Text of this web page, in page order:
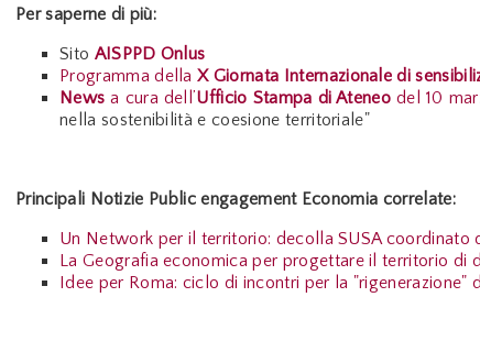
Per saperne di più:
Sito AISPPD Onlus
Programma dellaX Giornata Internazionale di
Newsa cura dell’Ufficio Stampa di Ateneodel 10
nella sostenibilità e coesione territoriale"
Principali Notizie Public engagement Economia correlate:
Un Network per il territorio: decolla SUSA coordinato
La Geografia economica per progettare il territorio di
Idee per Roma: ciclo di incontri per la "rigenerazione"